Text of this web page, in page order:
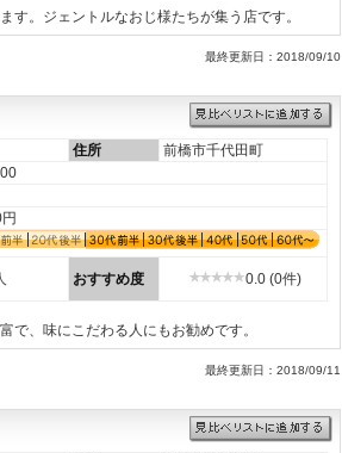
す。ジェントルなおじ様たちが集う店です。
最終更新日：2018/09/10
住所
前橋市千代田町
おすすめ度 0.0 (0件)
で、味にこだわる人にもお勧めです。
最終更新日：2018/09/11